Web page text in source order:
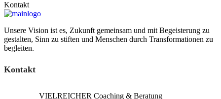
Kontakt
Unsere Vision ist es, Zukunft gemeinsam und mit Begeisterung zu
gestalten, Sinn zu stiften und Menschen durch Transformationen zu
begleiten.
Kontakt
VIELREICHER Coaching & Beratung